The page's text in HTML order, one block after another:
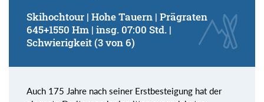
Skihochtour | Hohe Tauern | Prägraten
645+1550 Hm | insg. 07:00 Std. |
Schwierigkeit (3 von 6)
Auch 175 Jahre nach seiner Erstbesteigung hat der